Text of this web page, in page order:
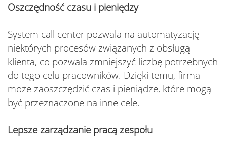
Oszczędność czasu i pieniędzy
System call center pozwala na automatyzację
niektórych procesów związanych z obsługą
klienta, co pozwala zmniejszyć liczbę potrzebnych
do tego celu pracowników. Dzięki temu, firma
może zaoszczędzić czas i pieniądze, które mogą
być przeznaczone na inne cele.
Lepsze zarządzanie pracą zespołu